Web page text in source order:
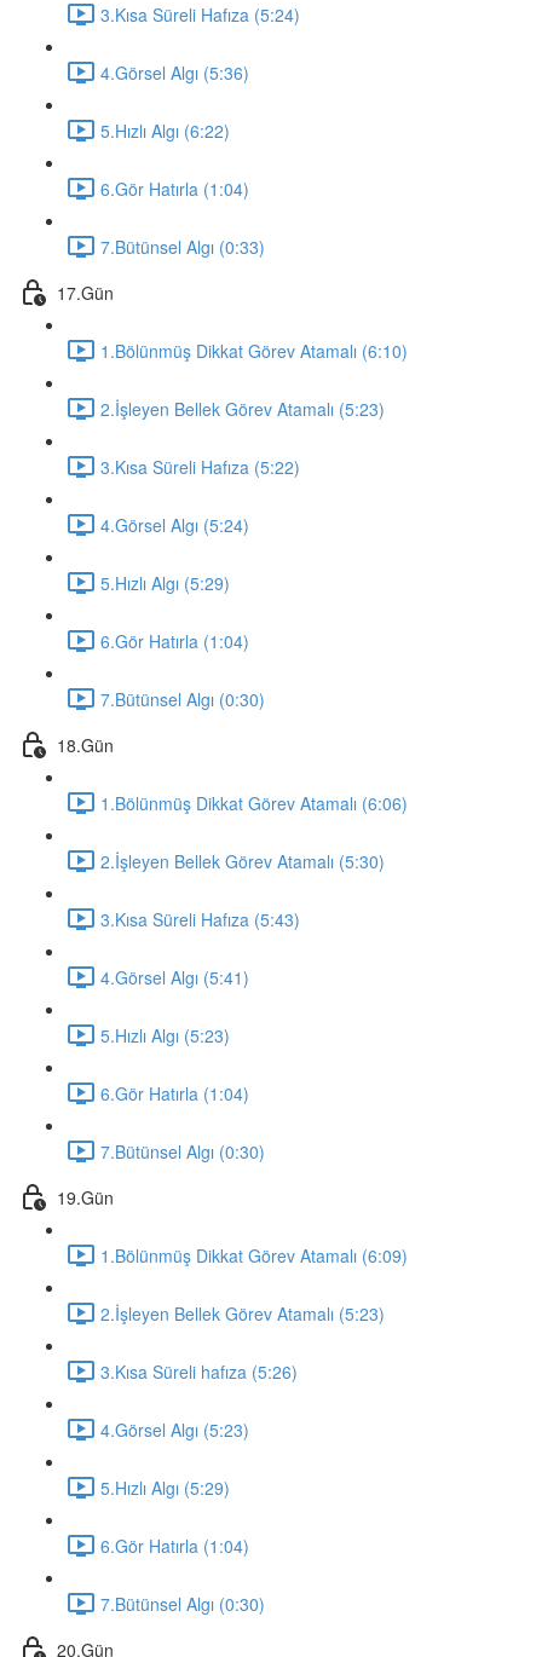
3.Kısa Süreli Hafıza (5:24)
4.Görsel Algı (5:36)
5.Hızlı Algı (6:22)
6.Gör Hatırla (1:04)
7.Bütünsel Algı (0:33)
17.Gün
1.Bölünmüş Dikkat Görev Atamalı (6:10)
2.İşleyen Bellek Görev Atamalı (5:23)
3.Kısa Süreli Hafıza (5:22)
4.Görsel Algı (5:24)
5.Hızlı Algı (5:29)
6.Gör Hatırla (1:04)
7.Bütünsel Algı (0:30)
18.Gün
1.Bölünmüş Dikkat Görev Atamalı (6:06)
2.İşleyen Bellek Görev Atamalı (5:30)
3.Kısa Süreli Hafıza (5:43)
4.Görsel Algı (5:41)
5.Hızlı Algı (5:23)
6.Gör Hatırla (1:04)
7.Bütünsel Algı (0:30)
19.Gün
1.Bölünmüş Dikkat Görev Atamalı (6:09)
2.İşleyen Bellek Görev Atamalı (5:23)
3.Kısa Süreli hafıza (5:26)
4.Görsel Algı (5:23)
5.Hızlı Algı (5:29)
6.Gör Hatırla (1:04)
7.Bütünsel Algı (0:30)
20.Gün